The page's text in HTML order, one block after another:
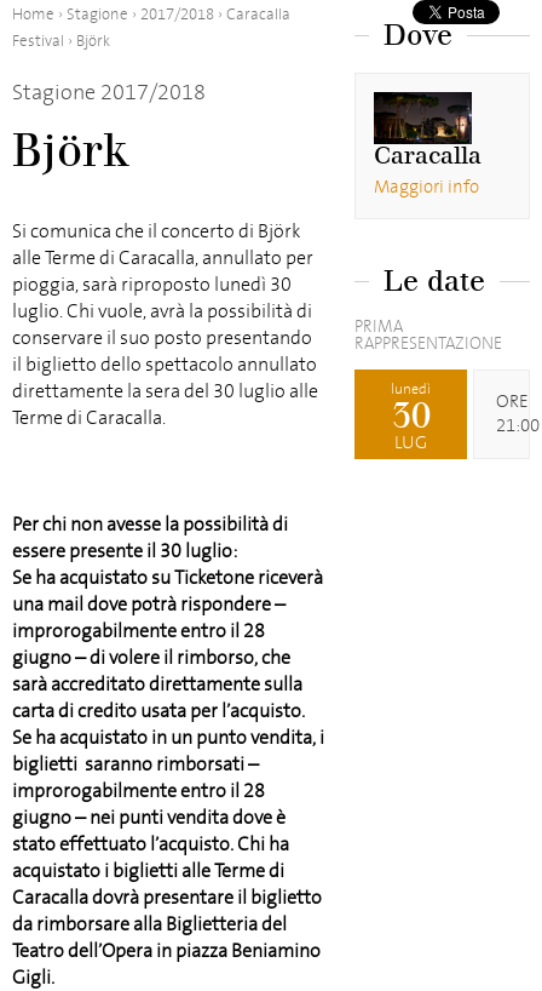
Home › Stagione › 2017/2018 › Caracalla
Festival › Björk
Stagione 2017/2018
Björk
Si comunica che il concerto di Björk
alle Terme di Caracalla, annullato per
pioggia, sarà riproposto lunedì 30
luglio. Chi vuole, avrà la possibilità di
conservare il suo posto presentando
il biglietto dello spettacolo annullato
direttamente la sera del 30 luglio alle
Terme di Caracalla.
Per chi non avesse la possibilità di
essere presente il 30 luglio:
Se ha acquistato su Ticketone riceverà
una mail dove potrà rispondere –
improrogabilmente entro il 28
giugno – di volere il rimborso, che
sarà accreditato direttamente sulla
carta di credito usata per l’acquisto.
Se ha acquistato in un punto vendita, i
biglietti saranno rimborsati –
improrogabilmente entro il 28
giugno – nei punti vendita dove è
stato effettuato l’acquisto. Chi ha
acquistato i biglietti alle Terme di
Caracalla dovrà presentare il biglietto
da rimborsare alla Biglietteria del
Teatro dell’Opera in piazza Beniamino
Gigli.
Dove
Caracalla
Maggiori info
Le date
PRIMA
RAPPRESENTAZIONE
lunedì
30
LUG
ORE
21:00